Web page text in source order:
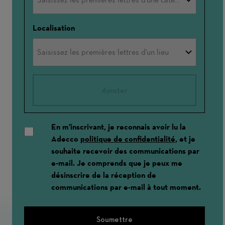
Localisation
En m'inscrivant, je reconnais avoir lu la
Adecco politique de confidentialité, et je
souhaite recevoir des communications par
e-mail. Je comprends que je peux me
désinscrire de la réception de
communications par e-mail à tout moment.
Soumettre